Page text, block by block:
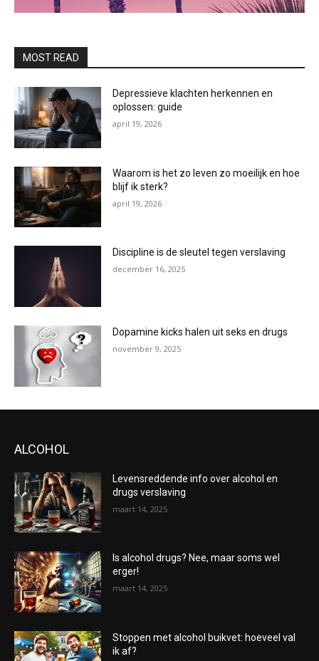
MOST READ
Depressieve klachten herkennen en
oplossen: guide
april 19, 2026
Waarom is het zo leven zo moeilijk en hoe
blijf ik sterk?
april 19, 2026
Discipline is de sleutel tegen verslaving
december 16, 2025
Dopamine kicks halen uit seks en drugs
november 9, 2025
ALCOHOL
Levensreddende info over alcohol en
drugs verslaving
maart 14, 2025
Is alcohol drugs? Nee, maar soms wel
erger!
maart 14, 2025
Stoppen met alcohol buikvet: hoeveel val
ik af?